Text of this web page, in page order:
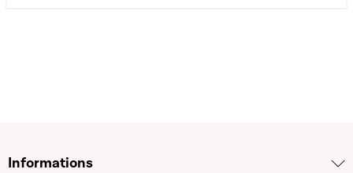
Informations